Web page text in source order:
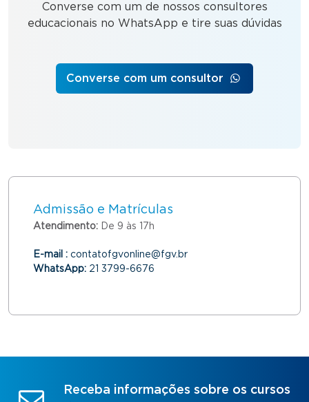
Converse com um de nossos consultores
educacionais no WhatsApp e tire suas dúvidas
Converse com um consultor
Admissão e Matrículas
Atendimento: De 9 às 17h
E-mail : contatofgvonline@fgv.br
WhatsApp: 21 3799-6676
Receba informações sobre os cursos